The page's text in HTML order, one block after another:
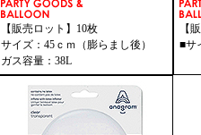
【販売ロット】10枚
サイズ：45ｃｍ（膨らまし後）
ガス容量：38L
【
■サ